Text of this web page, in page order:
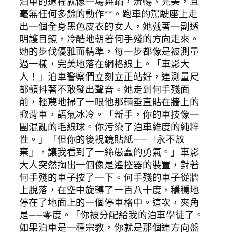
毫無任何多餘的動作**。跑車的駕駛座上走
出一個全身黑色皮衣的女人，她戴著一副透
明護目鏡，冷酷地朝著何手殘的方向走來。
她的步伐優雅而精準，每一步都像是被測量
過一樣，完美地落在網格線上。「車影大
人！」泊車警察們立刻立正站好，連測量尺
都顫抖著不敢發出聲音。她走到何手殘面
前，輕蔑地掃了一眼他那輛垂直貼在牆上的
掀背車，語氣冰冷。「新手，你的車技像一
團混亂的毛線球。你污染了泊車維度的純粹
性。」「但你的後視鏡貼紙——『永不放
棄』，讓我看到了一絲愚蠢的勇氣。」車影
大人突然掏出一個像是遙控器的裝置，對著
何手殘的車子按了一下。何手殘的車子從牆
上脫落，在空中旋轉了一百八十度，穩穩地
停在了地面上的一個停車格中。這次，夾角
是——零度。「你被分配給我的泊車學徒了。
如果泊車是一種宗教，你就是那個連方向盤